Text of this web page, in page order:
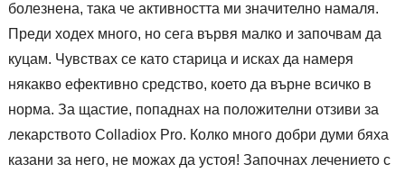
болезнена, така че активността ми значително намаля.
Преди ходех много, но сега вървя малко и започвам да
куцам. Чувствах се като старица и исках да намеря
някакво ефективно средство, което да върне всичко в
норма. За щастие, попаднах на положителни отзиви за
лекарството Colladiox Pro. Колко много добри думи бяха
казани за него, не можах да устоя! Започнах лечението с